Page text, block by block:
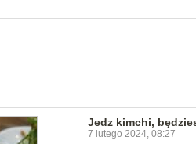
Jedz kimchi,
7 lutego 2024, 08:27